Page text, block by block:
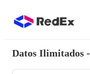
Datos Ilimitados